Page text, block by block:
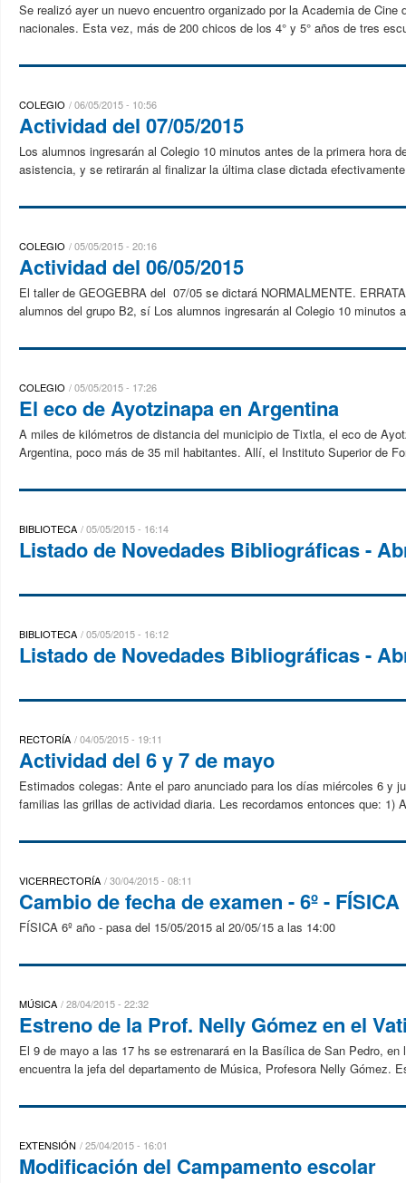
Se realizó ayer un nuevo encuentro organizado por la Academia de
nacionales. Esta vez, más de 200 chicos de los 4° y 5° años de tres
COLEGIO 06/05/2015 - 10:56
Actividad del 07/05/2015
Los alumnos ingresarán al Colegio 10 minutos antes de la primera hora
asistencia, y se retirarán al finalizar la última clase dictada
COLEGIO 05/05/2015 - 20:16
Actividad del 06/05/2015
El taller de GEOGEBRA del 07/05 se dictará NORMALMENTE.
alumnos del grupo B2, sí Los alumnos ingresarán al Colegio 10 minutos
COLEGIO 05/05/2015 - 17:26
El eco de Ayotzinapa en Argentina
A miles de kilómetros de distancia del municipio de Tixtla, el eco de
Argentina, poco más de 35 mil habitantes. Allí, el Instituto Superior de
BIBLIOTECA 05/05/2015 - 16:14
Listado de Novedades Bibliográficas -
BIBLIOTECA 05/05/2015 - 16:12
Listado de Novedades Bibliográficas -
RECTORÍA 04/05/2015 - 19:11
Actividad del 6 y 7 de mayo
Estimados colegas: Ante el paro anunciado para los días miércoles 6 y
familias las grillas de actividad diaria. Les recordamos entonces que: 1)
VICERRECTORÍA 30/04/2015 - 08:11
Cambio de fecha de examen - 6º - FÍSICA
FÍSICA 6º año - pasa del 15/05/2015 al 20/05/15 a las 14:00
MÚSICA 28/04/2015 - 22:32
Estreno de la Prof. Nelly Gómez en el
El 9 de mayo a las 17 hs se estrenarará en la Basílica de San Pedro,
encuentra la jefa del departamento de Música, Profesora Nelly Gómez.
EXTENSIÓN 25/04/2015 - 16:01
Modificación del Campamento escolar